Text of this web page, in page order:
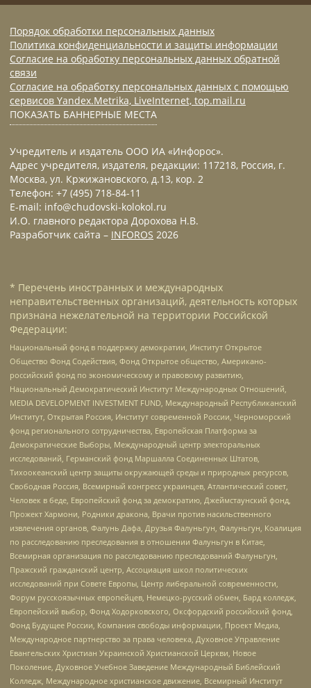
Порядок обработки персональных данных
Политика конфиденциальности и защиты информации
Согласие на обработку персональных данных обратной
связи
Согласие на обработку персональных данных с помощью
сервисов Yandex.Metrika, LiveInternet, top.mail.ru
ПОКАЗАТЬ БАННЕРНЫЕ МЕСТА
Учредитель и издатель ООО ИА «Инфорос».
Адрес учредителя, издателя, редакции: 117218, Россия, г.
Москва, ул. Кржижановского, д.13, кор. 2
Телефон: +7 (495) 718-84-11
E-mail: info@chudovski-kolokol.ru
И.О. главного редактора Дорохова Н.В.
Разработчик сайта – INFOROS 2026
* Перечень иностранных и международных
неправительственных организаций, деятельность которых
признана нежелательной на территории Российской
Федерации:
Национальный фонд в поддержку демократии, Институт Открытое
Общество Фонд Содействия, Фонд Открытое общество, Американо-
российский фонд по экономическому и правовому развитию,
Национальный Демократический Институт Международных Отношений,
MEDIA DEVELOPMENT INVESTMENT FUND, Международный Республиканский
Институт, Открытая Россия, Институт современной России, Черноморский
фонд регионального сотрудничества, Европейская Платформа за
Демократические Выборы, Международный центр электоральных
исследований, Германский фонд Маршалла Соединенных Штатов,
Тихоокеанский центр защиты окружающей среды и природных ресурсов,
Свободная Россия, Всемирный конгресс украинцев, Атлантический совет,
Человек в беде, Европейский фонд за демократию, Джеймстаунский фонд,
Прожект Хармони, Родники дракона, Врачи против насильственного
извлечения органов, Фалунь Дафа, Друзья Фалуньгун, Фалуньгун, Коалиция
по расследованию преследования в отношении Фалуньгун в Китае,
Всемирная организация по расследованию преследований Фалуньгун,
Пражский гражданский центр, Ассоциация школ политических
исследований при Совете Европы, Центр либеральной современности,
Форум русскоязычных европейцев, Немецко-русский обмен, Бард колледж,
Европейский выбор, Фонд Ходорковского, Оксфордский российский фонд,
Фонд Будущее России, Компания свободы информации, Проект Медиа,
Международное партнерство за права человека, Духовное Управление
Евангельских Христиан Украинской Христианской Церкви, Новое
Поколение, Духовное Учебное Заведение Международный Библейский
Колледж, Международное христианское движение, Всемирный Институт